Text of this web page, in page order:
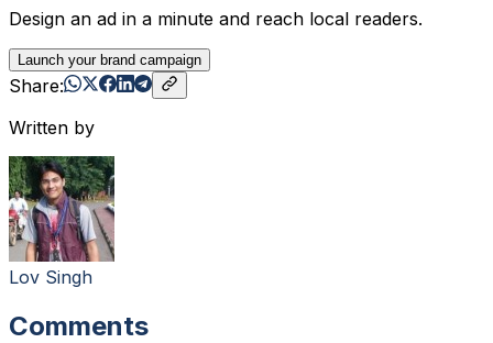
Design an ad in a minute and reach local readers.
Launch your brand campaign
Share:
Written by
Lov Singh
Comments